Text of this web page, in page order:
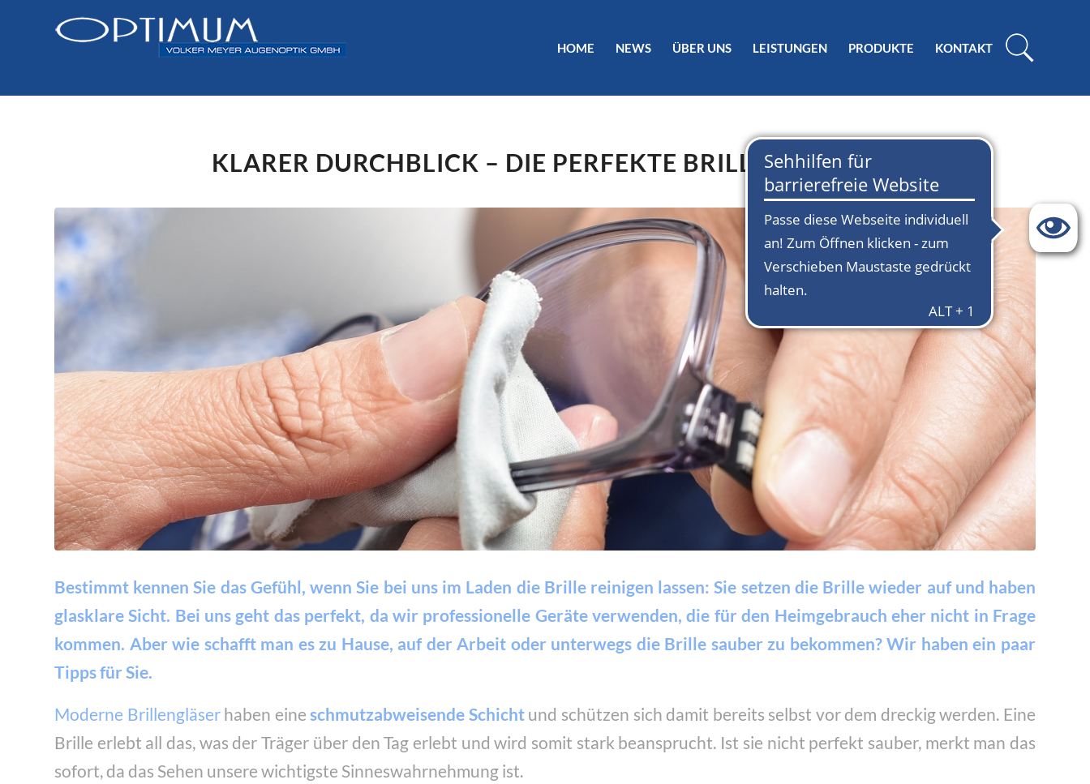
HOME NEWS ÜBER UNS LEISTUNGEN PRODUKTE KONTAKT
KLARER DURCHBLICK – DIE PERFEKTE BRILLENPFLEGE
Bestimmt kennen Sie das Gefühl, wenn Sie bei uns im Laden die Brille reinigen lassen: Sie setzen die Brille wieder auf und haben
glasklare Sicht. Bei uns geht das perfekt, da wir professionelle Geräte verwenden, die für den Heimgebrauch eher nicht in Frage
kommen. Aber wie schafft man es zu Hause, auf der Arbeit oder unterwegs die Brille sauber zu bekommen? Wir haben ein paar
Tipps für Sie.
Moderne Brillengläserhaben eineschmutzabweisende Schichtund schützen sich damit bereits selbst vor dem dreckig werden. Eine
Brille erlebt all das, was der Träger über den Tag erlebt und wird somit stark beansprucht. Ist sie nicht perfekt sauber, merkt man das
sofort, da das Sehen unsere wichtigste Sinneswahrnehmung ist.